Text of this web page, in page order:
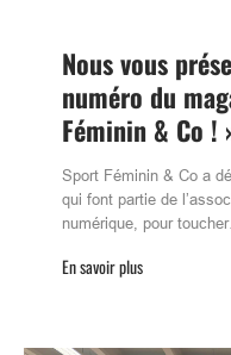
Nous vous
numéro du
Féminin & Co !
Sport Féminin & Co a
qui font partie de
numérique, pour
En savoir plus